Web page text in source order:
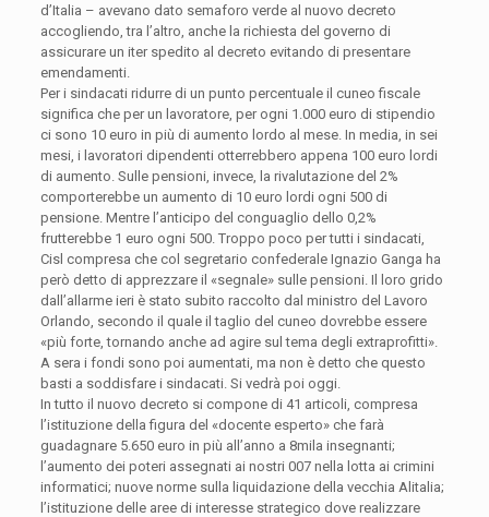
d’Italia – avevano dato semaforo verde al nuovo decreto
accogliendo, tra l’altro, anche la richiesta del governo di
assicurare un iter spedito al decreto evitando di presentare
emendamenti.
Per i sindacati ridurre di un punto percentuale il cuneo fiscale
significa che per un lavoratore, per ogni 1.000 euro di stipendio
ci sono 10 euro in più di aumento lordo al mese. In media, in sei
mesi, i lavoratori dipendenti otterrebbero appena 100 euro lordi
di aumento. Sulle pensioni, invece, la rivalutazione del 2%
comporterebbe un aumento di 10 euro lordi ogni 500 di
pensione. Mentre l’anticipo del conguaglio dello 0,2%
frutterebbe 1 euro ogni 500. Troppo poco per tutti i sindacati,
Cisl compresa che col segretario confederale Ignazio Ganga ha
però detto di apprezzare il «segnale» sulle pensioni. Il loro grido
dall’allarme ieri è stato subito raccolto dal ministro del Lavoro
Orlando, secondo il quale il taglio del cuneo dovrebbe essere
«più forte, tornando anche ad agire sul tema degli extraprofitti».
A sera i fondi sono poi aumentati, ma non è detto che questo
basti a soddisfare i sindacati. Si vedrà poi oggi.
In tutto il nuovo decreto si compone di 41 articoli, compresa
l’istituzione della figura del «docente esperto» che farà
guadagnare 5.650 euro in più all’anno a 8mila insegnanti;
l’aumento dei poteri assegnati ai nostri 007 nella lotta ai crimini
informatici; nuove norme sulla liquidazione della vecchia Alitalia;
l’istituzione delle aree di interesse strategico dove realizzare